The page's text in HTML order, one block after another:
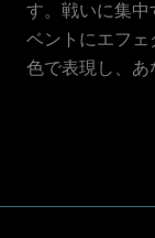
す。戦いに集中
ベントにエフェ
色で表現し、あ